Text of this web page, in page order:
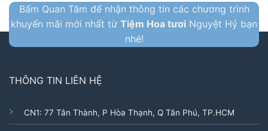
Bấm Quan Tâm để nhận thông tin các chương trình
khuyến mãi mới nhất từ Tiệm Hoa tươi Nguyệt Hỷ bạn
nhé!
THÔNG TIN LIÊN HỆ
CN1: 77 Tân Thành, P Hòa Thạnh, Q Tân Phú, TP.HCM